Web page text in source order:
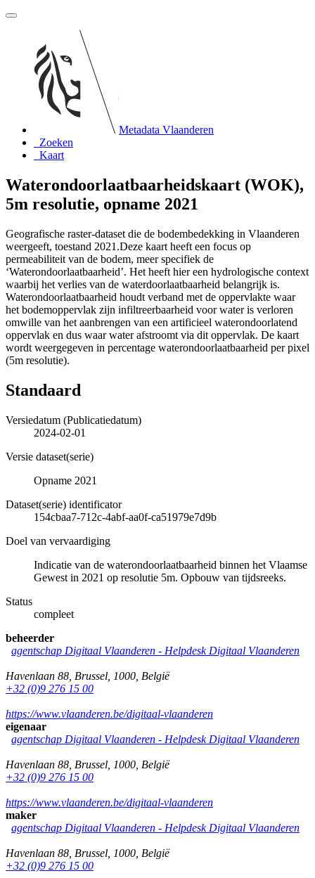
Metadata Vlaanderen
Zoeken
Kaart
Waterondoorlaatbaarheidskaart (WOK),
5m resolutie, opname 2021
Geografische raster-dataset die de bodembedekking in Vlaanderen
weergeeft, toestand 2021.Deze kaart heeft een focus op
permeabiliteit van de bodem, meer specifiek de
‘Waterondoorlaatbaarheid’. Het heeft hier een hydrologische context
waarbij het verlies van de waterdoorlaatbaarheid belangrijk is.
Waterondoorlaatbaarheid houdt verband met de oppervlakte waar
het bodemoppervlak zijn infiltreerbaarheid voor water is verloren
omwille van het aanbrengen van een artificieel waterondoorlatend
oppervlak en dus waar water afstroomt via dit oppervlak. De kaart
wordt weergegeven in percentage waterondoorlaatbaarheid per pixel
(5m resolutie).
Standaard
Versiedatum (Publicatiedatum)
2024-02-01
Versie dataset(serie)
Opname 2021
Dataset(serie) identificator
154cbaa7-712c-4abf-aa0f-ca51979e7d9b
Doel van vervaardiging
Indicatie van de waterondoorlaatbaarheid binnen het Vlaamse
Gewest in 2021 op resolutie 5m. Opbouw van tijdsreeks.
Status
compleet
beheerder
agentschap Digitaal Vlaanderen - Helpdesk Digitaal Vlaanderen
Havenlaan 88 Brussel 1000 België
+32 (0)9 276 15 00
https://www.vlaanderen.be/digitaal-vlaanderen
eigenaar
agentschap Digitaal Vlaanderen - Helpdesk Digitaal Vlaanderen
Havenlaan 88 Brussel 1000 België
+32 (0)9 276 15 00
https://www.vlaanderen.be/digitaal-vlaanderen
maker
agentschap Digitaal Vlaanderen - Helpdesk Digitaal Vlaanderen
Havenlaan 88 Brussel 1000 België
+32 (0)9 276 15 00